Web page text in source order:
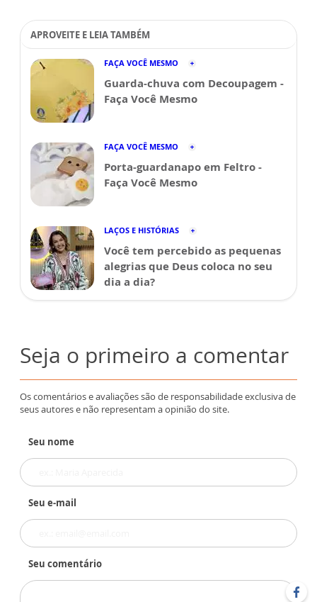
APROVEITE E LEIA TAMBÉM
FAÇA VOCÊ MESMO
Guarda-chuva com Decoupagem -
Faça Você Mesmo
FAÇA VOCÊ MESMO
Porta-guardanapo em Feltro -
Faça Você Mesmo
LAÇOS E HISTÓRIAS
Você tem percebido as pequenas
alegrias que Deus coloca no seu
dia a dia?
Seja o primeiro a comentar
Os comentários e avaliações são de responsabilidade exclusiva de
seus autores e não representam a opinião do site.
Seu nome
Seu e-mail
Seu comentário